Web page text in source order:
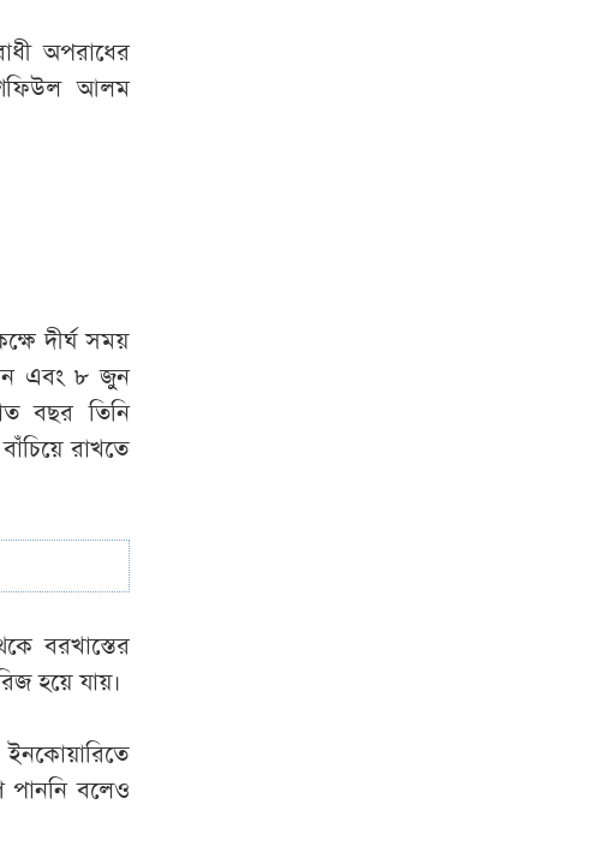
অপরাধের
শফিউল আলম
দীর্ঘ সময়
এবং ৮ জুন
বছর তিনি
রাখতে
বরখাস্তের
হয়ে যায়।
পাননি বলেও